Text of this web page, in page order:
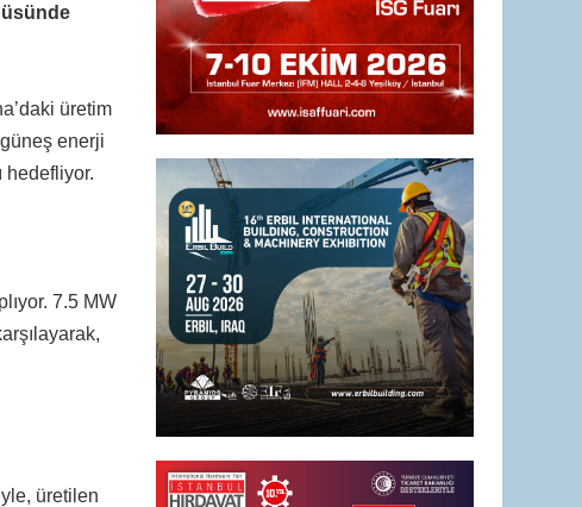
üretim
enerji
hedefliyor.
7.5 MW
üretilen